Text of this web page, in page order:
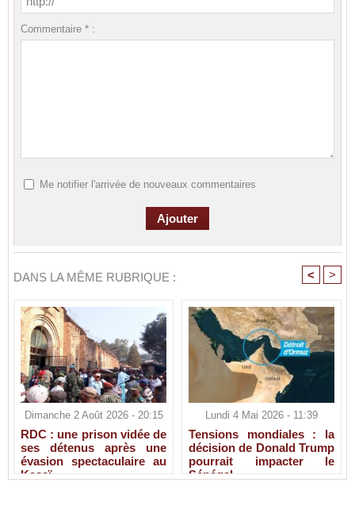
Commentaire * :
Me notifier l'arrivée de nouveaux commentaires
DANS LA MÊME RUBRIQUE : < >
Dimanche 2 Août 2026 - 20:15
RDC : une prison vidée de
ses détenus après une
évasion spectaculaire au
Kasaï
Lundi 4 Mai 2026 - 11:39
Tensions mondiales : la
décision de Donald Trump
pourrait impacter le
Sénégal